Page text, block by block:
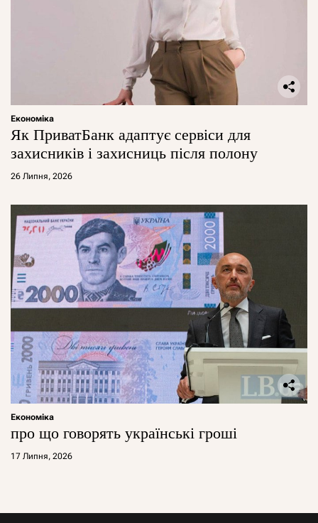
Економіка
Як ПриватБанк адаптує сервіси для
захисників і захисниць після полону
26 Липня, 2026
Економіка
про що говорять українські гроші
17 Липня, 2026